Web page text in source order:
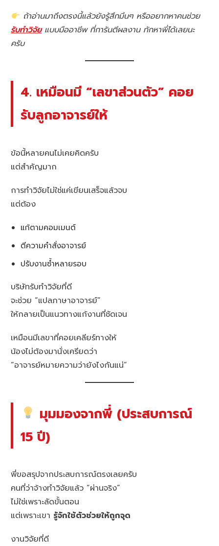
ถ้าอ่านมาถึงตรงนี้แล้วยังรู้สึกมึนๆ หรืออยากหาคนช่วย
รับทำวิจัยแบบมืออาชีพ ที่การันตีผลงาน ทักหาพี่ได้เลยนะ
ครับ
4. เหมือนมี “เลขาส่วนตัว” คอย
รับลูกอาจารย์ให้
ข้อนี้หลายคนไม่เคยคิดครับ
แต่สำคัญมาก
การทำวิจัยไม่ใช่แค่เขียนเสร็จแล้วจบ
แต่ต้อง
แก้ตามคอมเมนต์
ตีความคำสั่งอาจารย์
ปรับงานซ้ำหลายรอบ
บริษัทรับทำวิจัยที่ดี
จะช่วย “แปลภาษาอาจารย์”
ให้กลายเป็นแนวทางแก้งานที่ชัดเจน
เหมือนมีเลขาที่คอยเคลียร์ทางให้
น้องไม่ต้องมานั่งเครียดว่า
“อาจารย์หมายความว่ายังไงกันแน่”
มุมมองจากพี่ (ประสบการณ์
15 ปี)
พี่ขอสรุปจากประสบการณ์ตรงเลยครับ
คนที่ว่าจ้างทำวิจัยแล้ว “ผ่านจริง”
ไม่ใช่เพราะลัดขั้นตอน
แต่เพราะเขา รู้จักใช้ตัวช่วยให้ถูกจุด
งานวิจัยที่ดี